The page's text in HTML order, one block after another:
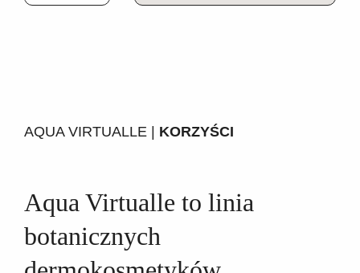
AQUA VIRTUALLE | KORZYŚCI
Aqua Virtualle to linia
botanicznych